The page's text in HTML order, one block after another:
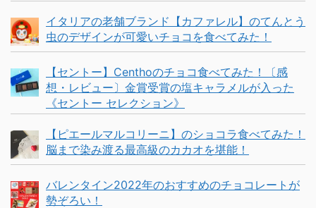
イタリアの老舗ブランド【カファレル】のてんとう
虫のデザインが可愛いチョコを食べてみた！
【セントー】Centhoのチョコ食べてみた！〔感
想・レビュー〕金賞受賞の塩キャラメルが入った
《セントー セレクション》
【ピエールマルコリーニ】のショコラ食べてみた！
脳まで染み渡る最高級のカカオを堪能！
バレンタイン2022年のおすすめのチョコレートが
勢ぞろい！